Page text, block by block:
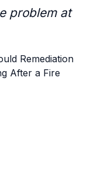
problem at
Remediation
After a Fire